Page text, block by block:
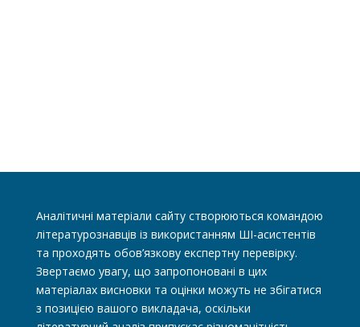
Аналітичні матеріали сайту створюються командою
літературознавців із використанням ШІ-асистентів
та проходять обов’язкову експертну перевірку.
Звертаємо увагу, що запропоновані в цих
матеріалах висновки та оцінки можуть не збігатися
з позицією вашого викладача, оскільки